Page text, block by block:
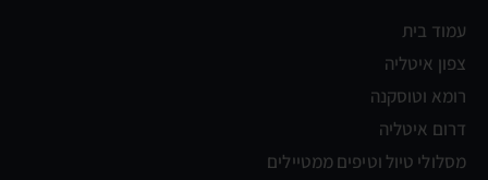
עמוד בית
צפון איטליה
רומא וטוסקנה
דרום איטליה
מסלולי טיול וטיפים ממטיילים